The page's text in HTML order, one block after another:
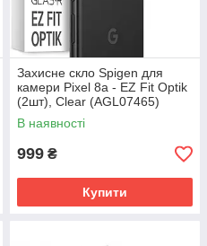
Захисне скло Spigen для
камери Pixel 8a - EZ Fit Optik
(2шт), Clear (AGL07465)
В наявності
999 ₴
Купити